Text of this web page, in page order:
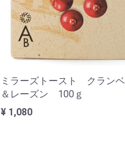
ミラーズトースト クラン
＆レーズン 100ｇ
¥ 1,080